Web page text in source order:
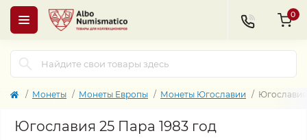
0
Монеты Монеты Европы Монеты Югославии Югославия
Югославия 25 Пара 1983 год